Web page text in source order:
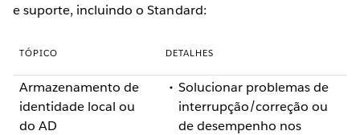
e suporte, incluindo o Standard:
TÓPICO DETALHES
Armazenamento de
identidade local ou
do AD
Solucionar problemas de
interrupção/correção ou
de desempenho nos